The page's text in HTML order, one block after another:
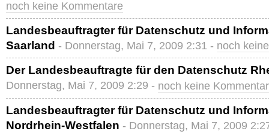
noch keine Kommentare
Landesbeauftragter für Datenschutz und
Saarland - Donnerstag, Mai 7, 2009 2:31 - noch
Der Landesbeauftragte für den Datenschutz
Donnerstag, Mai 7, 2009 2:29 - noch keine
Landesbeauftragter für Datenschutz und
Nordrhein-Westfalen - Donnerstag, Mai 7, 2009